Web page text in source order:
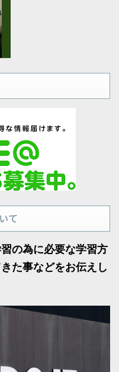
て
の為に必要な学習方
た事などをお伝えし